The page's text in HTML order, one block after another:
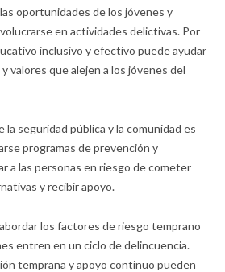
oportunidades de los jóvenes y
en actividades delictivas. Por
inclusivo y efectivo puede ayudar
valores que alejen a los jóvenes del
seguridad pública y la comunidad es
programas de prevención y
a las personas en riesgo de cometer
y recibir apoyo.
los factores de riesgo temprano
entren en un ciclo de delincuencia.
temprana y apoyo continuo pueden